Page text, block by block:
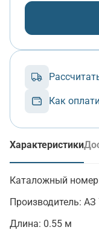
Как
Характеристики
(активная вкладка)
Каталожный
Производитель: АЗ
Длина: 0.55 м